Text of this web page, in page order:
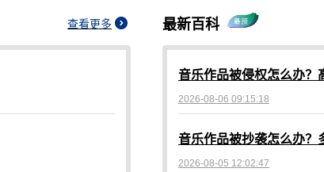
查看更多 最新百科
音乐作品被侵权怎么办？
2026-08-06 09:15:18
音乐作品被抄袭怎么办？
2026-08-05 12:02:47